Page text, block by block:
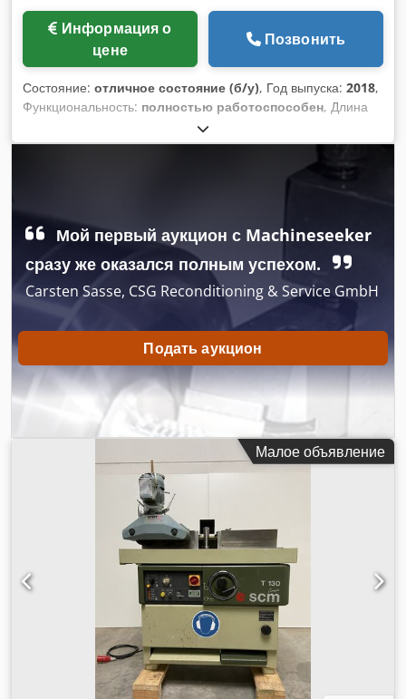
цене
Позвонить
Состояние: отличное состояние (б/у), Год выпуска: 2018,
Функциональность: полностью работоспособен, Длина
резки: 3200 мм Ширина резки / Глубина резки: 3200 мм
Высота резки: 130 мм Основная пильная группа Группа
подрезного диска 1 передний фиксированный воздушный
стол с направляющей 2 передних подвижных воздушных
прижимами Консоль с интегрированным ПК "eye-M"
Программное обеспечение: Maestro Cut Педаль
START/STOP Вес ок. 4150 кг Включено ПО для оптимизации
резки Доступно в сентябре 2026 года
Мой первый аукцион с Machineseeker
сразу же оказался полным успехом.
Carsten Sasse, CSG Reconditioning & Service GmbH
Подать аукцион
Малое объявление